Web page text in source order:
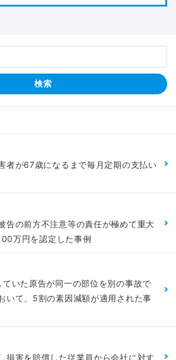
者が67歳になるまで毎月定期の支払い
告の前方不注意等の責任が極めて重大
万円を認定した事例
いた原告が同一の部位を別の事故で
いて、5割の素因減額が適用された事
損害を賠償した従業員から会社に対す